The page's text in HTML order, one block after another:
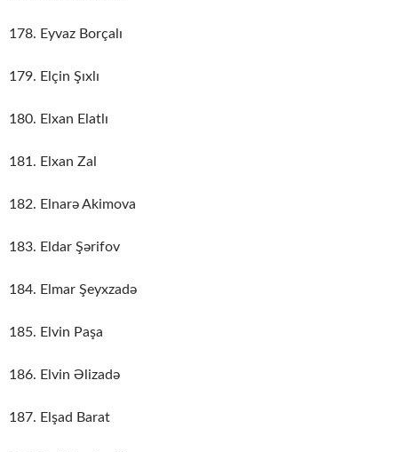
178. Eyvaz Borçalı
179. Elçin Şıxlı
180. Elxan Elatlı
181. Elxan Zal
182. Elnarə Akimova
183. Eldar Şərifov
184. Elmar Şeyxzadə
185. Elvin Paşa
186. Elvin Əlizadə
187. Elşad Barat